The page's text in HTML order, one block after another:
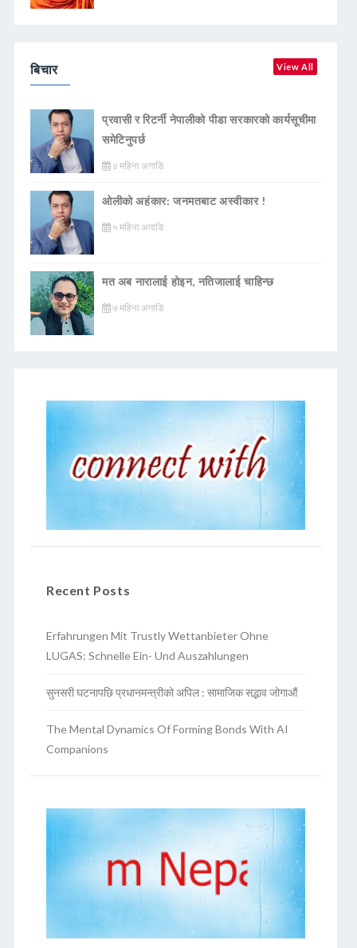
बिचार View All
प्रवासी र रिटर्नी नेपालीको पीडा सरकारको कार्यसूचीमा
समेटिनुपर्छ
४ महिना अगाडि
ओलीको अहंकार: जनमतबाट अस्वीकार !
५ महिना अगाडि
मत अब नारालाई होइन, नतिजालाई चाहिन्छ
७ महिना अगाडि
Recent Posts
Erfahrungen Mit Trustly Wettanbieter Ohne
LUGAS: Schnelle Ein- Und Auszahlungen
सुनसरी घटनापछि प्रधानमन्त्रीको अपिल : सामाजिक सद्भाव जोगाऔं
The Mental Dynamics Of Forming Bonds With AI
Companions